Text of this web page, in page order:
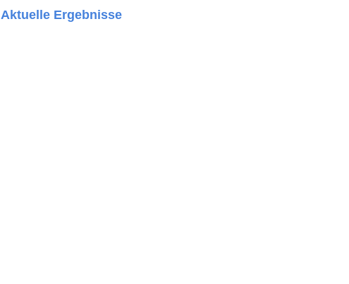
Aktuelle Ergebnisse